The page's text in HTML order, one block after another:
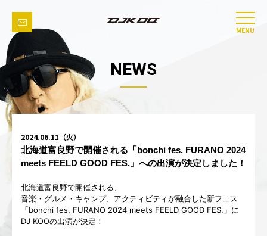
MENU
NEWS
2024.06.11（火）
北海道富良野で開催される「bonchi fes. FURANO 2024
meets FEELD GOOD FES.」への出演が決定しました！
北海道富良野で開催される、
音楽・グルメ・キャンプ、 アクティビティが融合した新フェス
「bonchi fes. FURANO 2024 meets FEELD GOOD FES.」に
DJ KOOの出演が決定！